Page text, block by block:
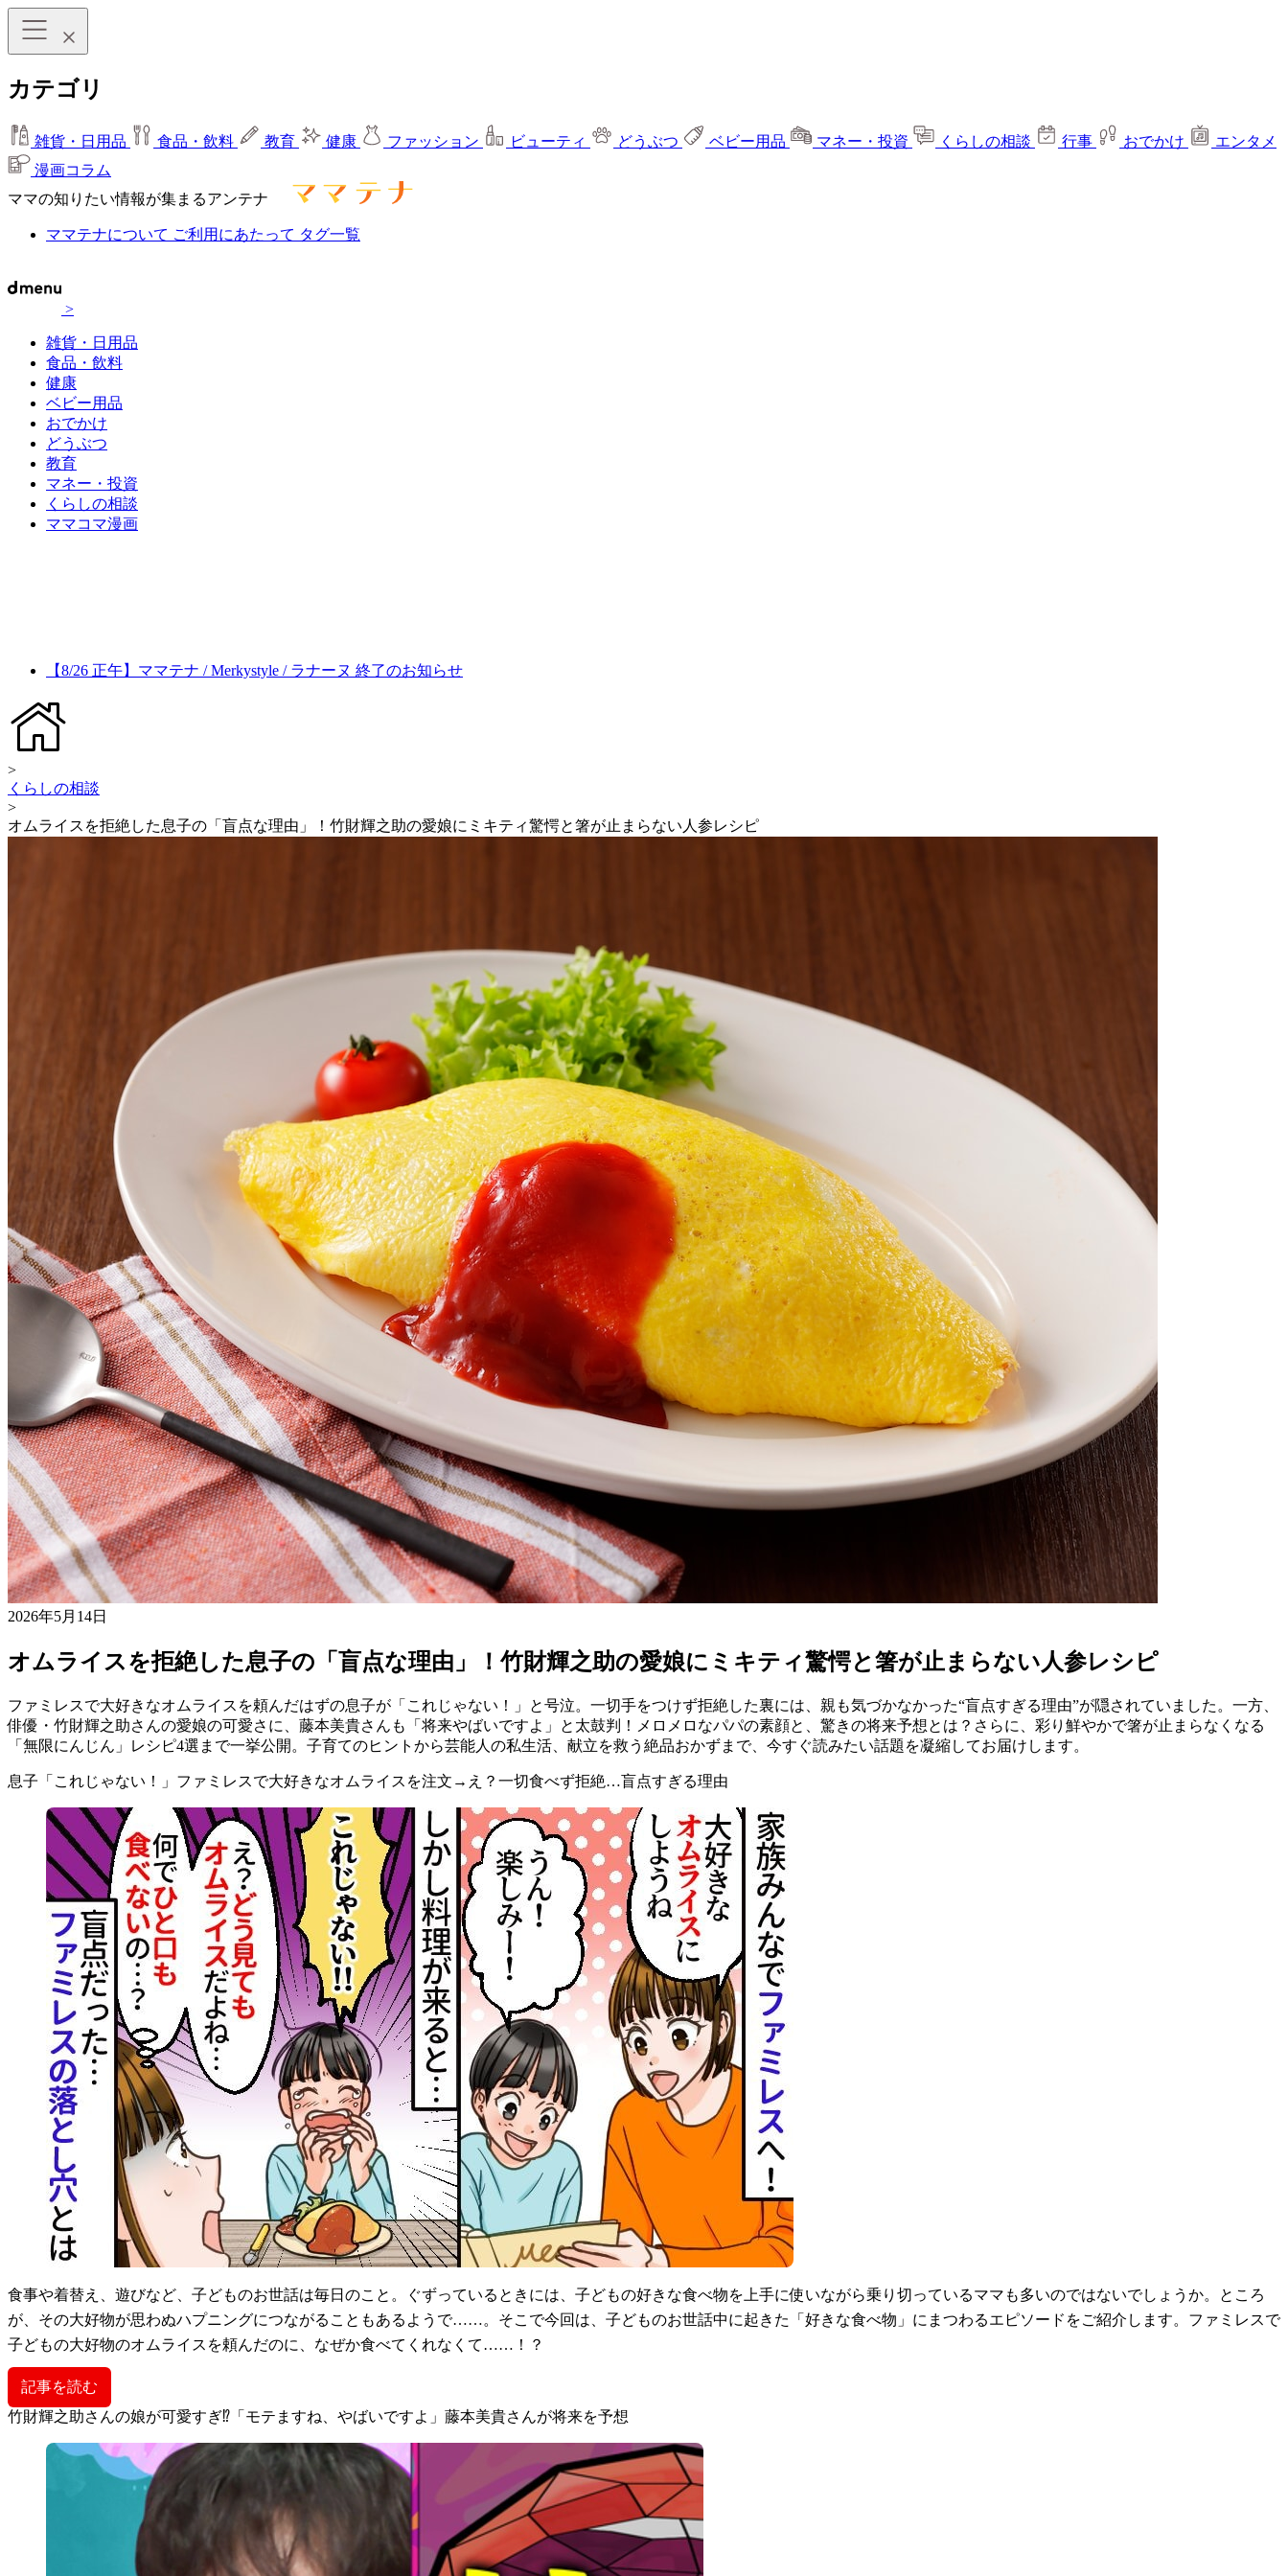
カテゴリ
雑貨・日用品 食品・飲料 教育 健康 ファッション ビューティ どうぶつ ベビー用品 マネー・投資 くらしの相談 行事 おでかけ
エンタメ
漫画コラム
ママの知りたい情報が集まるアンテナ
ママテナについて ご利用にあたって タグ一覧
>
雑貨・日用品
食品・飲料
健康
ベビー用品
おでかけ
どうぶつ
教育
マネー・投資
くらしの相談
ママコマ漫画
【8/26 正午】ママテナ / Merkystyle / ラナーヌ 終了のお知らせ
>
くらしの相談
>
オムライスを拒絶した息子の「盲点な理由」！竹財輝之助の愛娘にミキティ驚愕と箸が止まらない人参レシピ
2026年5月14日
オムライスを拒絶した息子の「盲点な理由」！竹財輝之助の愛娘にミキティ驚愕と箸が止まらない人参レシピ
ファミレスで大好きなオムライスを頼んだはずの息子が「これじゃない！」と号泣。一切手をつけず拒絶した裏には、親も気づかなかった“盲点すぎる理由”が隠されていました。一方、
俳優・竹財輝之助さんの愛娘の可愛さに、藤本美貴さんも「将来やばいですよ」と太鼓判！メロメロなパパの素顔と、驚きの将来予想とは？さらに、彩り鮮やかで箸が止まらなくなる
「無限にんじん」レシピ4選まで一挙公開。子育てのヒントから芸能人の私生活、献立を救う絶品おかずまで、今すぐ読みたい話題を凝縮してお届けします。
息子「これじゃない！」ファミレスで大好きなオムライスを注文→え？一切食べず拒絶…盲点すぎる理由
食事や着替え、遊びなど、子どものお世話は毎日のこと。ぐずっているときには、子どもの好きな食べ物を上手に使いながら乗り切っているママも多いのではないでしょうか。ところ
が、その大好物が思わぬハプニングにつながることもあるようで……。そこで今回は、子どものお世話中に起きた「好きな食べ物」にまつわるエピソードをご紹介します。ファミレスで
子どもの大好物のオムライスを頼んだのに、なぜか食べてくれなくて……！？
記事を読む
竹財輝之助さんの娘が可愛すぎ⁉「モテますね、やばいですよ」藤本美貴さんが将来を予想